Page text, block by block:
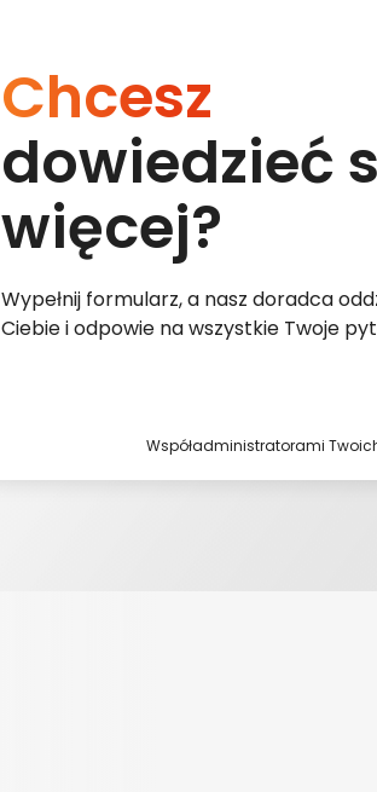
Chcesz
dowiedzieć
więcej?
Wypełnij formularz, a nasz doradca
Ciebie i odpowie na wszystkie Twoje
Współadministratorami Twoich